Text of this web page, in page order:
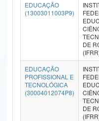
Ministério do Desenvolvimento
Ministério da Mulher, da Família e
Secretaria-Geral
Secretaria de Governo
Gabinete de Segurança Institucional
EDUCAÇÃO
(13003011003P9)
DE
EDUCAÇÃO
PROFISSIONAL E
TECNOLÓGICA
(30004012074P8)
DE